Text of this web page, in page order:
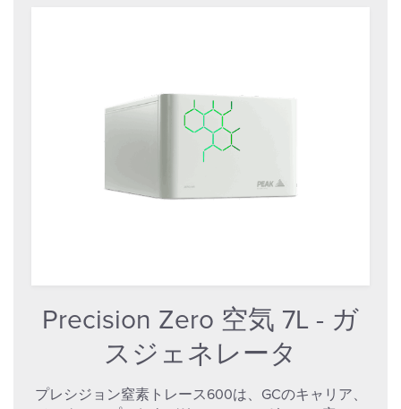
Precision Zero 空気 7L - ガ
スジェネレータ
プレシジョン窒素トレース600は、GCのキャリア、